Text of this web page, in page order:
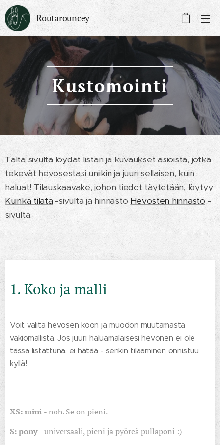
Routarouncey
Kustomointi
Tältä sivulta löydät listan ja kuvaukset asioista, jotka
tekevät hevosestasi uniikin ja juuri sellaisen, kuin
haluat! Tilauskaavake, johon tiedot täytetään, löytyy
Kuinka tilata-sivulta ja hinnasto Hevosten hinnasto -
sivulta.
1. Koko ja malli
Voit valita hevosen koon ja muodon muutamasta
vakiomallista. Jos juuri haluamalaisesi hevonen ei ole
tässä listattuna, ei hätää - senkin tilaaminen onnistuu
kyllä!
XS: mini - noh. Se on pieni.
S: pony- universaali, pieni ja pyöreä pullaponi :)